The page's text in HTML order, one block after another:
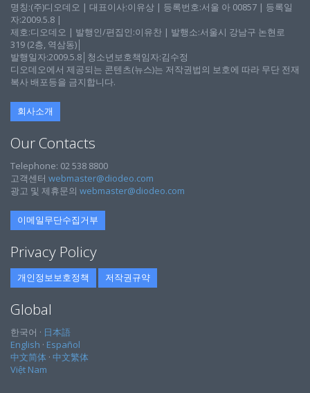
명칭:(주)디오데오 | 대표이사:이유상 | 등록번호:서울 아 00857 | 등록일
자:2009.5.8 |
제호:디오데오 | 발행인/편집인:이유찬 | 발행소:서울시 강남구 논현로
319 (2층, 역삼동)│
발행일자:2009.5.8│청소년보호책임자:김수정
디오데오에서 제공되는 콘텐츠(뉴스)는 저작권법의 보호에 따라 무단 전재
복사 배포등을 금지합니다.
회사소개
Our Contacts
Telephone: 02 538 8800
고객센터 webmaster@diodeo.com
광고 및 제휴문의 webmaster@diodeo.com
이메일무단수집거부
Privacy Policy
개인정보보호정책 저작권규약
Global
한국어 · 日本語
English · Español
中文简体 · 中文繁体
Việt Nam